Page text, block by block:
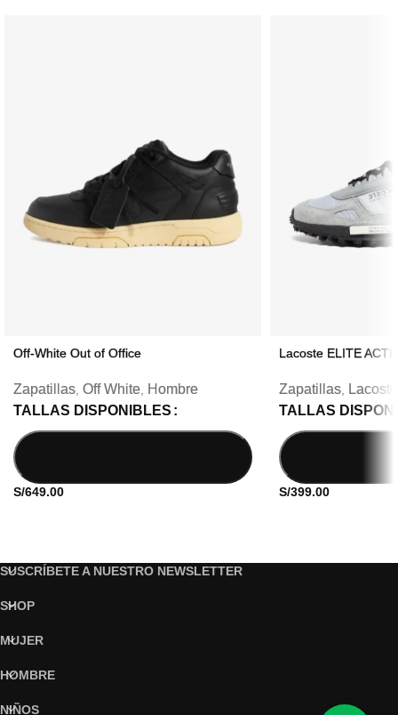
Off-White Out of Office
Zapatillas Off White
Hombre
TALLAS DISPONIBLES
S/649.00
Lacoste ELITE
Zapatillas, Lacoste
TALLAS
S/399.00
SUSCRÍBETE A NUESTRO NEWSLETTER
SHOP
MUJER
HOMBRE
NIÑOS